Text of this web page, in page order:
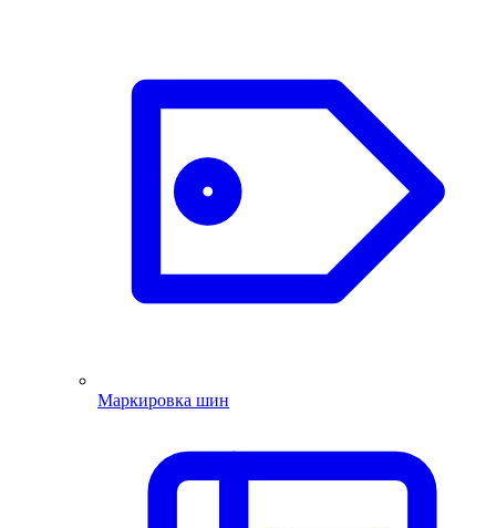
Маркировка шин